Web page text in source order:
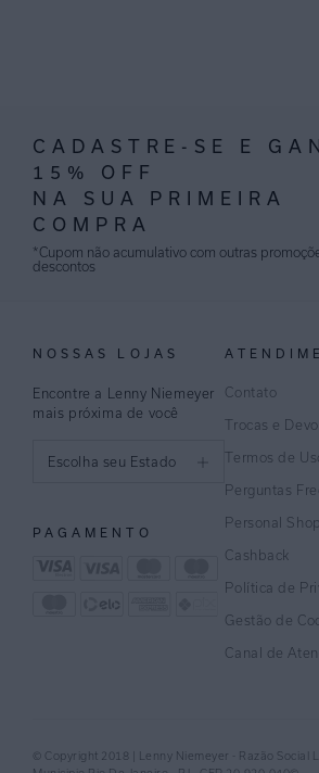
CADASTRE-SE E
15% OFF
NA SUA PRIMEIRA
COMPRA
*Cupom não acumulativo com outras
descontos
NOSSAS LOJAS
Encontre a Lenny Niemeyer
mais próxima de você
Escolha seu Estado
Distrito Federal
PAGAMENTO
Contato
Trocas e
Termos de
Perguntas
Personal
Cashback
Política de
Gestão de
Canal de
© Copyright 2018 | Lenny Niemeyer - Razão Social